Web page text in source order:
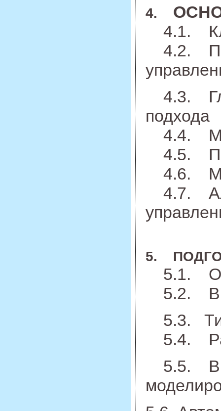
4.
4.1.
4.2.
4.3.
подхода
4.4.
4.5.
4.6.
4.7.
5.
5.1.
5.2.
5.3.
5.4.
5.5.